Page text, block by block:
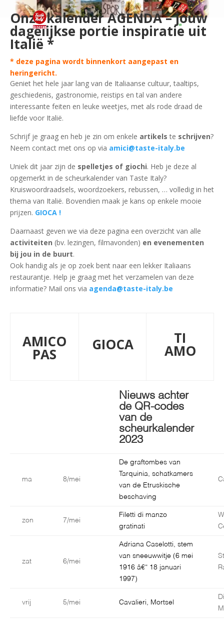
Onze kalender AGENDA – jouw
dagelijkse portie inspiratie uit
Italië *
* deze pagina wordt binnenkort aangepast en
heringericht.
Geniet het hele jaar lang van de Italiaanse cultuur, taaltips,
geschiedenis, gastronomie, reistips en tal van andere
interessante feiten en leuke weetjes, met als rode draad de
liefde voor Italië.
Schrijf je graag en heb je zin om enkele artikels te schrijven?
Neem contact met ons op via amici@taste-italy.be
Uniek dit jaar zijn de spelletjes of giochi. Heb je deze al
opgemerkt in de scheurkalender van Taste Italy?
Kruiswoordraadsels, woordzoekers, rebussen, … volledig in het
thema van Italië. Bovendien maak je kans op enkele mooie
prijzen. GIOCA !
Daarnaast geven we via deze pagina een overzicht van alle
activiteiten (bv. lezingen, filmavonden) en evenementen
bij jou in de buurt.
Ook handig als je op zoek bent naar een lekker Italiaans
restaurantje. Help je graag met het verzamelen van deze
informatie? Mail ons via agenda@taste-italy.be
AMICO
PAS
GIOCA TI
AMO
Nieuws achter
de QR-codes
van de
scheurkalender
2023
ma 8/mei
De graftombes van
Tarquinia, schatkamers
van de Etruskische
beschaving
zon 7/mei
Filetti di manzo
gratinati
zat 6/mei
Adriana Caselotti, stem
van sneeuwwitje (6 mei
1916 â€“ 18 januari
1997)
vrij 5/mei Cavalieri, Mortsel